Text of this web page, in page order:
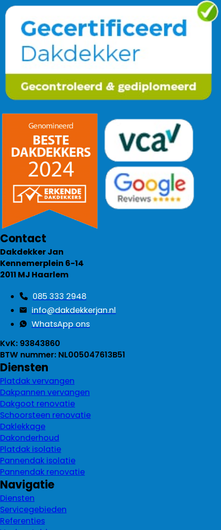
Contact
Dakdekker Jan
Kennemerplein 6-14
2011 MJ Haarlem
085 333 2948
info@dakdekkerjan.nl
WhatsApp ons
KvK: 93843860
BTW nummer: NL005047613B51
Diensten
Platdak vervangen
Dakpannen vervangen
Dakgoot renovatie
Schoorsteen renovatie
Daklekkage
Dakonderhoud
Platdak isolatie
Pannendak isolatie
Pannendak renovatie
Navigatie
Diensten
Servicegebieden
Referenties